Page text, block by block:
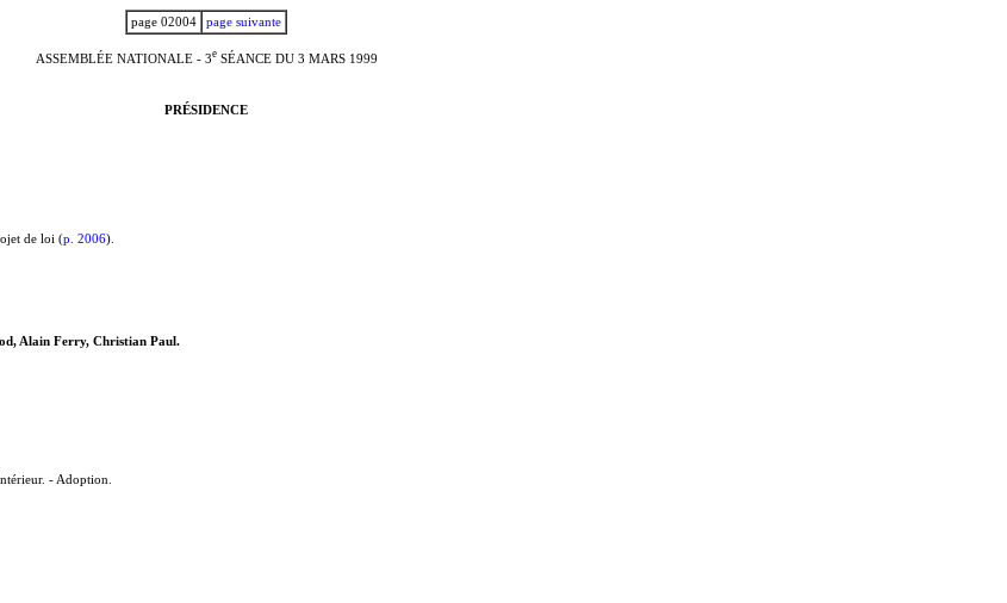
page 02004 page suivante
ASSEMBLÉE NATIONALE - 3eSÉANCE DU 3 MARS 1999
PRÉSIDENCE
de loi (p. 2006).
Alain Ferry, Christian Paul.
- Adoption.